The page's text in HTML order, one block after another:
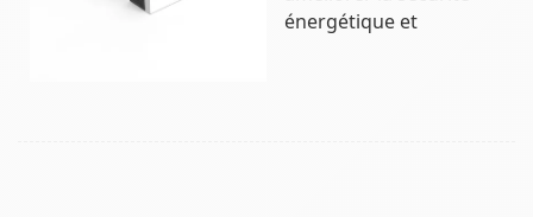
énergétique et